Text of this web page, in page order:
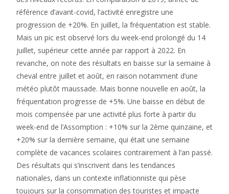
référence d’avant-covid, l’activité enregistre une
progression de +20%. En juillet, la fréquentation est stable.
Mais un pic est observé lors du week-end prolongé du 14
juillet, supérieur cette année par rapport à 2022. En
revanche, on note des résultats en baisse sur la semaine à
cheval entre juillet et août, en raison notamment d’une
météo plutôt maussade. Mais bonne nouvelle en août, la
fréquentation progresse de +5%. Une baisse en début de
mois compensée par une activité plus forte à partir du
week-end de l’Assomption : +10% sur la 2ème quinzaine, et
+20% sur la dernière semaine, qui était une semaine
complète de vacances scolaires contrairement à l’an passé.
Des résultats qui s’inscrivent dans les tendances
nationales, dans un contexte inflationniste qui pèse
toujours sur la consommation des touristes et impacte